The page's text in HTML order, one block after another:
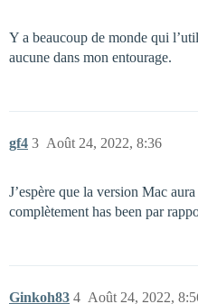
Y a beaucoup de monde qui
aucune dans mon entourage.
gf4 Août 24, 2022, 8:36
3
J’espère que la version Mac
complètement has been par
Ginkoh83 Août 24, 2022,
4